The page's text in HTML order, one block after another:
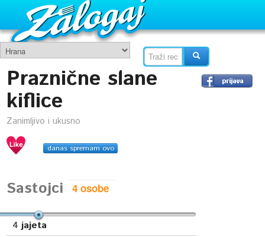
Praznične slane
kiflice
Zanimljivo i ukusno
danas spremam ovo
Sastojci
4 jajeta